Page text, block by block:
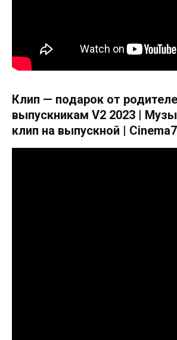
Клип — подарок от
выпускникам V2 2023 |
клип на выпускной |